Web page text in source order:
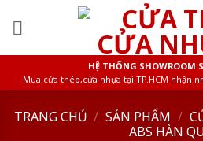
HỆ THỐNG SHOWROOM
Mua cửa thép,cửa nhựa tại TP.HCM nhận
TRANG CHỦ / SẢN PHẨM /
ABS HÀN